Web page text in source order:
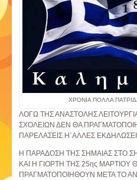
ΧΡΟΝΙΑ ΠΟΛΛΑ
ΛΟΓΩ ΤΗΣ ΑΝΑΣΤΟΛΗΣ
ΣΧΟΛΕΙΩΝ ΔΕΝ ΘΑ
ΠΑΡΕΛΑΣΕΙΣ Η΄ΑΛΛΕΣ
Η ΠΑΡΑΔΟΣΗ ΤΗΣ ΣΗΜΑΙΑΣ ΣΤΟ
ΚΑΙ Η ΓΙΟΡΤΗ ΤΗΣ 25ης ΜΑΡΤΙΟΥ
ΠΡΑΓΜΑΤΟΠΟΙΗΘΟΥΝ ΜΕΤΑ ΤΟ